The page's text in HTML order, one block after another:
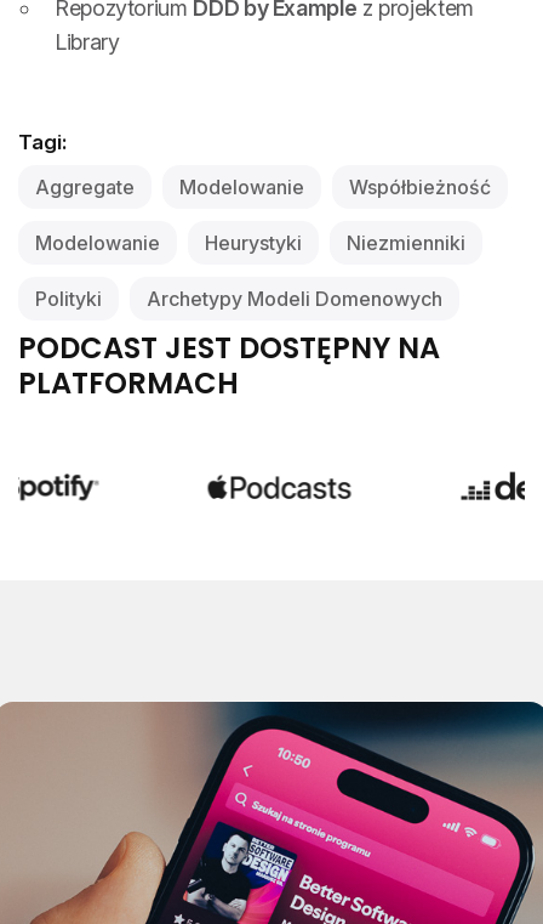
Repozytorium DDD by Example z projektem
Library
Tagi:
Aggregate
Modelowanie Współbieżność
Modelowanie Heurystyki Niezmienniki
Polityki Archetypy Modeli Domenowych
PODCAST JEST DOSTĘPNY NA
PLATFORMACH